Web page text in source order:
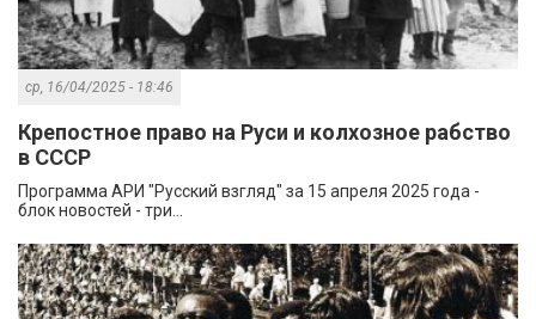
ср, 16/04/2025 - 18:46
Крепостное право на Руси и колхозное рабство
в СССР
Программа АРИ "Русский взгляд" за 15 апреля 2025 года -
блок новостей - три...